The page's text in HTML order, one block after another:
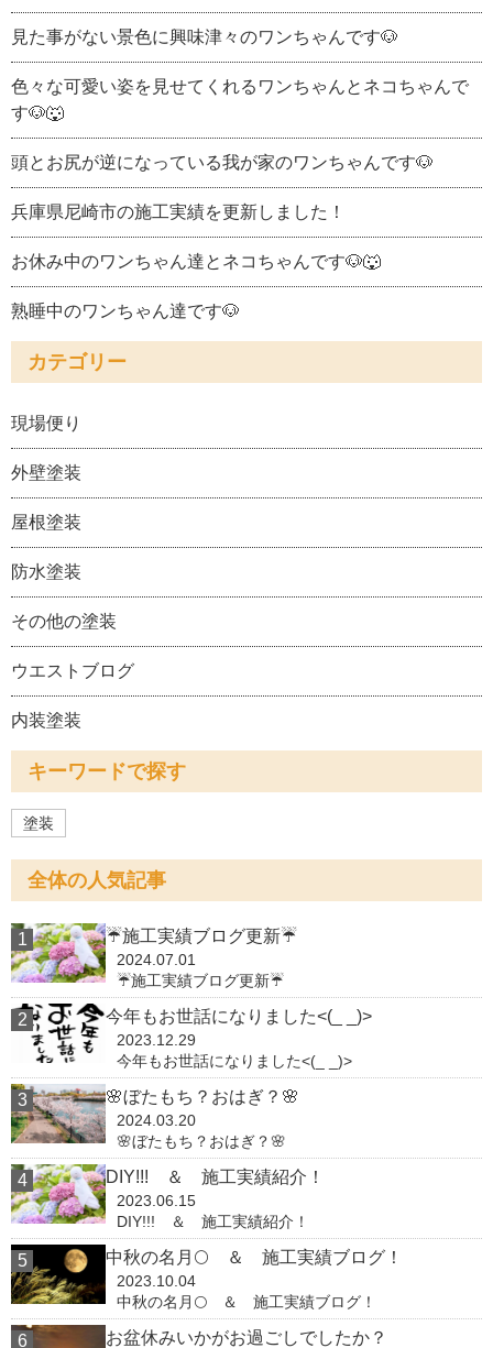
見た事がない景色に興味津々のワンちゃんです🐶
色々な可愛い姿を見せてくれるワンちゃんとネコちゃんで
す🐶🐺
頭とお尻が逆になっている我が家のワンちゃんです🐶
兵庫県尼崎市の施工実績を更新しました！
お休み中のワンちゃん達とネコちゃんです🐶🐺
熟睡中のワンちゃん達です🐶
カテゴリー
現場便り
外壁塗装
屋根塗装
防水塗装
その他の塗装
ウエストブログ
内装塗装
キーワードで探す
塗装
全体の人気記事
☔施工実績ブログ更新☔
2024.07.01
☔施工実績ブログ更新☔
今年もお世話になりました<(_ _)>
2023.12.29
今年もお世話になりました<(_ _)>
🌸ぼたもち？おはぎ？🌸
2024.03.20
🌸ぼたもち？おはぎ？🌸
DIY!!! ＆ 施工実績紹介！
2023.06.15
DIY!!! ＆ 施工実績紹介！
中秋の名月🌕 ＆ 施工実績ブログ！
2023.10.04
中秋の名月🌕 ＆ 施工実績ブログ！
お盆休みいかがお過ごしでしたか？